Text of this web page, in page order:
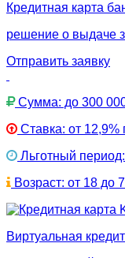
Кредитная карта
решение о выдаче
Отправить заявку
Сумма: до 300
Ставка: от 12,9%
Льготный
Возраст: от 18 до
Виртуальная